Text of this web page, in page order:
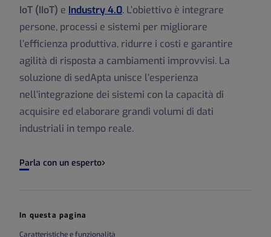
IoT (IIoT) e Industry 4.0. L’obiettivo è integrare
persone, processi e sistemi per migliorare
l’efficienza produttiva, ridurre i costi e garantire
agilità di risposta a cambiamenti improvvisi. La
soluzione di sedApta unisce l’esperienza
nell’integrazione dei sistemi con la capacità di
acquisire ed elaborare grandi volumi di dati
industriali in tempo reale.
Parla con un esperto
In questa pagina
Caratteristiche e funzionalità